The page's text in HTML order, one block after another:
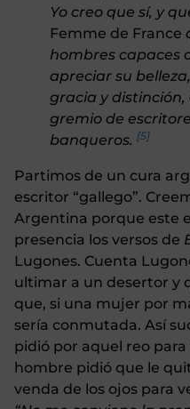
Yo creo que sí, y
Femme de France
hombres capaces
apreciar su
gracia y
gremio de
banqueros. [5]
Partimos de un cura
escritor “gallego”.
Argentina porque este
presencia los versos de
Lugones. Cuenta
ultimar a un desertor y
que, si una mujer por
sería conmutada. Así
pidió por aquel reo
hombre pidió que le
venda de los ojos para